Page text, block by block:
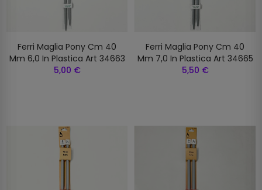
Ferri Maglia Pony Cm 40
Mm 6,0 In Plastica Art 34663
5,00 €
Ferri Maglia Pony Cm 40
Mm 7,0 In Plastica Art 34665
5,50 €